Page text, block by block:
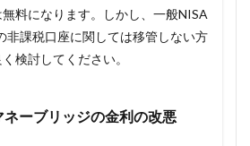
料になります。しかし、一般NISA
非課税口座に関しては移管しない方
検討してください。
ーブリッジの金利の改悪